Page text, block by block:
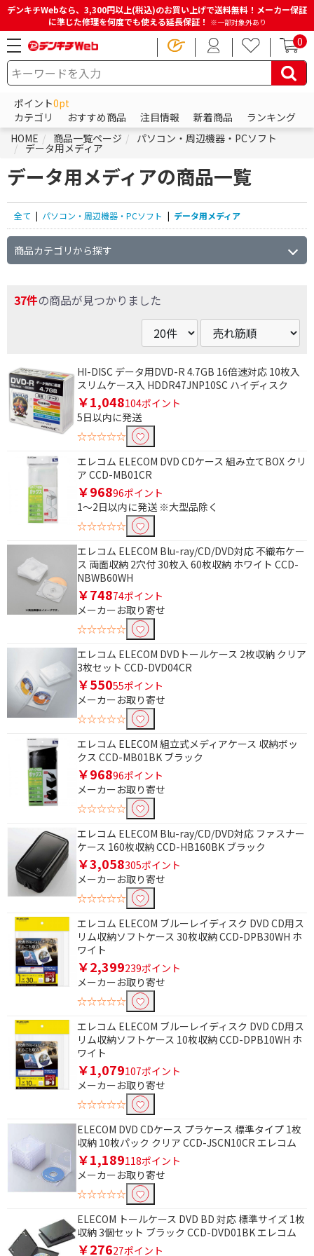
デンキチWebなら、3,300円以上(税込)のお買い上げで送料無料！メーカー保証
に準じた修理を何度でも使える延長保証！ ※一部対象外あり
0
ポイント0pt
カテゴリ
おすすめ商品 注目情報 新着商品
ランキング
HOME
商品一覧ページ パソコン・周辺機器・PCソフト
データ用メディア
データ用メディアの商品一覧
全て | パソコン・周辺機器・PCソフト | データ用メディア
商品カテゴリから探す
37件の商品が見つかりました
HI-DISC データ用DVD-R 4.7GB 16倍速対応 10枚入
スリムケース入 HDDR47JNP10SC ハイディスク
￥1,048104ポイント
5日以内に発送
☆☆☆☆☆
エレコム ELECOM DVD CDケース 組み立てBOX クリ
ア CCD-MB01CR
￥96896ポイント
1～2日以内に発送 ※大型品除く
☆☆☆☆☆
エレコム ELECOM Blu-ray/CD/DVD対応 不織布ケー
ス 両面収納 2穴付 30枚入 60枚収納 ホワイト CCD-
NBWB60WH
￥74874ポイント
メーカーお取り寄せ
☆☆☆☆☆
エレコム ELECOM DVDトールケース 2枚収納 クリア
3枚セット CCD-DVD04CR
￥55055ポイント
メーカーお取り寄せ
☆☆☆☆☆
エレコム ELECOM 組立式メディアケース 収納ボッ
クス CCD-MB01BK ブラック
￥96896ポイント
メーカーお取り寄せ
☆☆☆☆☆
エレコム ELECOM Blu-ray/CD/DVD対応 ファスナー
ケース 160枚収納 CCD-HB160BK ブラック
￥3,058305ポイント
メーカーお取り寄せ
☆☆☆☆☆
エレコム ELECOM ブルーレイディスク DVD CD用ス
リム収納ソフトケース 30枚収納 CCD-DPB30WH ホ
ワイト
￥2,399239ポイント
メーカーお取り寄せ
☆☆☆☆☆
エレコム ELECOM ブルーレイディスク DVD CD用ス
リム収納ソフトケース 10枚収納 CCD-DPB10WH ホ
ワイト
￥1,079107ポイント
メーカーお取り寄せ
☆☆☆☆☆
ELECOM DVD CDケース プラケース 標準タイプ 1枚
収納 10枚パック クリア CCD-JSCN10CR エレコム
￥1,189118ポイント
メーカーお取り寄せ
☆☆☆☆☆
ELECOM トールケース DVD BD 対応 標準サイズ 1枚
収納 3個セット ブラック CCD-DVD01BK エレコム
￥27627ポイント
条件で絞り込む
フリーワードで絞り込む
除外する にチェックを入れると、指定したワード
を除外して検索します。
価格で絞り込む
円